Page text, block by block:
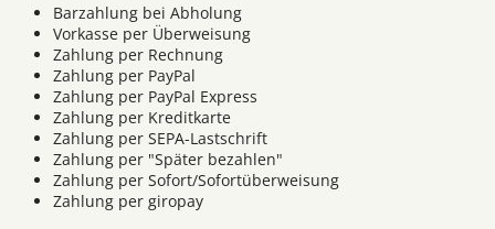
Barzahlung bei Abholung
Vorkasse per Überweisung
Zahlung per Rechnung
Zahlung per PayPal
Zahlung per PayPal Express
Zahlung per Kreditkarte
Zahlung per SEPA-Lastschrift
Zahlung per "Später bezahlen"
Zahlung per Sofort/Sofortüberweisung
Zahlung per giropay